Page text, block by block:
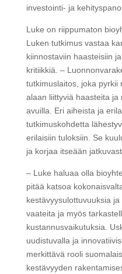
investointi- ja
Luke on riippumaton
Luken tutkimus vastaa
kiinnostaviin haasteisiin
kritiikkiä. –
tutkimuslaitos, joka pyrkii
alaan liittyviä haasteita ja
avuilla. Eri aiheista ja
tutkimuskohdetta
erilaisiin tuloksiin. Se
ja korjaa itseään
– Luke haluaa olla
pitää katsoa
kestävyysulottuvuuksia
vaateita ja myös
kustannusvaikutuksia.
uudistuvalla ja
merkittävä rooli
kestävyyden